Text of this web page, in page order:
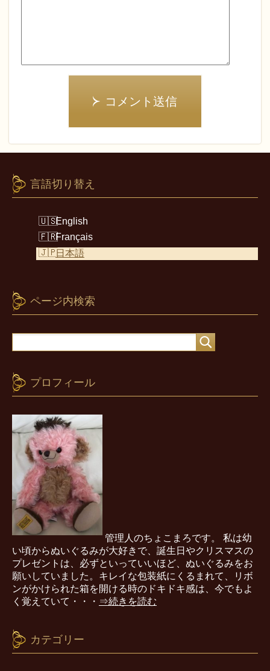
コメント送信
言語切り替え
English
Français
日本語
ページ内検索
プロフィール
管理人のちょこまろです。 私は幼
い頃からぬいぐるみが大好きで、誕生日やクリスマスの
プレゼントは、必ずといっていいほど、ぬいぐるみをお
願いしていました。キレイな包装紙にくるまれて、リボ
ンがかけられた箱を開ける時のドキドキ感は、今でもよ
く覚えていて・・・ ⇒続きを読む
カテゴリー